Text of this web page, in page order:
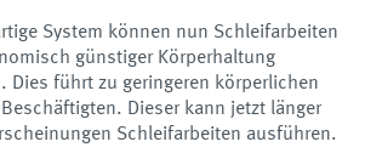
System können nun Schleifarbeiten
günstiger Körperhaltung
Dies führt zu geringeren körperlichen
Dieser kann jetzt länger
Schleifarbeiten ausführen.